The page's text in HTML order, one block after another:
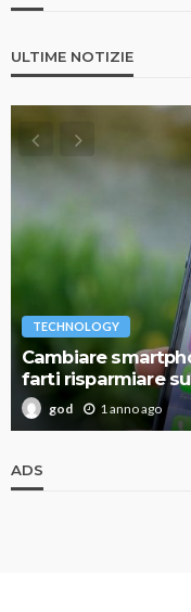
ULTIME NOTIZIE
TECHNOLOGY
Cambiare
farti risparmiare
god 1 anno ago
ADS